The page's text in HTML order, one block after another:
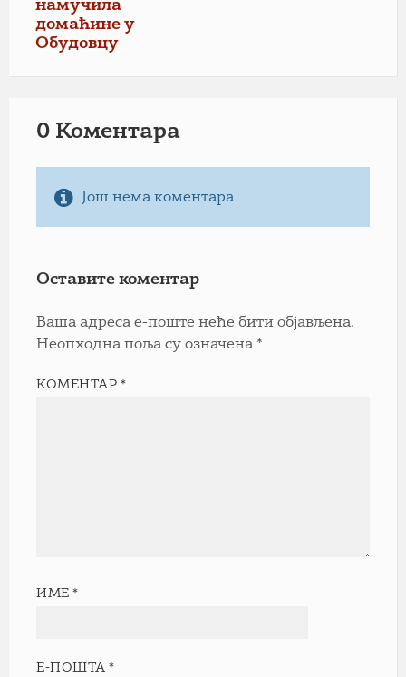
намучила
домаћине у
Обудовцу
0 Коментарa
Још нема коментара
Оставите коментар
Ваша адреса е-поште неће бити објављена.
Неопходна поља су означена *
КОМЕНТАР*
ИМЕ*
Е-ПОШТА*